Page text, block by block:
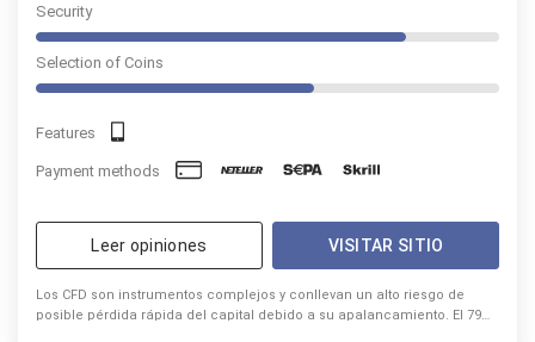
Security
Selection of Coins
Features
Payment methods
Leer opiniones VISITAR SITIO
Los CFD son instrumentos complejos y conllevan un alto riesgo de
posible pérdida rápida del capital debido a su apalancamiento. El 79%